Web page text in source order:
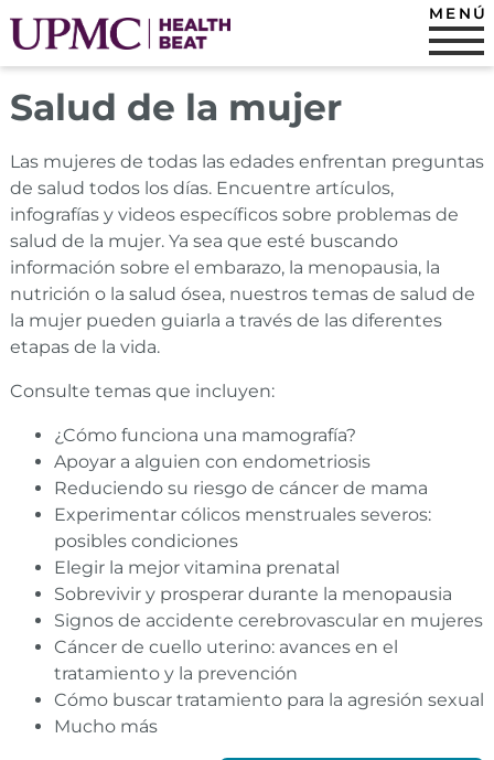
MENÚ
Salud de la mujer
Las mujeres de todas las edades enfrentan preguntas
de salud todos los días. Encuentre artículos,
infografías y videos específicos sobre problemas de
salud de la mujer. Ya sea que esté buscando
información sobre el embarazo, la menopausia, la
nutrición o la salud ósea, nuestros temas de salud de
la mujer pueden guiarla a través de las diferentes
etapas de la vida.
Consulte temas que incluyen:
¿Cómo funciona una mamografía?
Apoyar a alguien con endometriosis
Reduciendo su riesgo de cáncer de mama
Experimentar cólicos menstruales severos:
posibles condiciones
Elegir la mejor vitamina prenatal
Sobrevivir y prosperar durante la menopausia
Signos de accidente cerebrovascular en mujeres
Cáncer de cuello uterino: avances en el
tratamiento y la prevención
Cómo buscar tratamiento para la agresión sexual
Mucho más